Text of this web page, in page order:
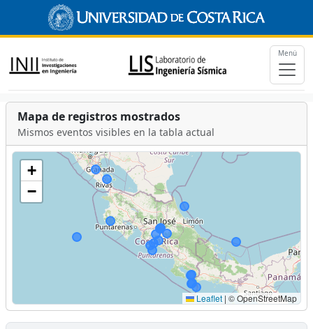
Menú
Mapa de registros mostrados
Mismos eventos visibles en la tabla actual
+
−
Leaflet | © OpenStreetMap